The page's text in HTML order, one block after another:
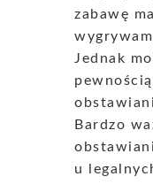
zabawę
Jednak
Bardzo
u